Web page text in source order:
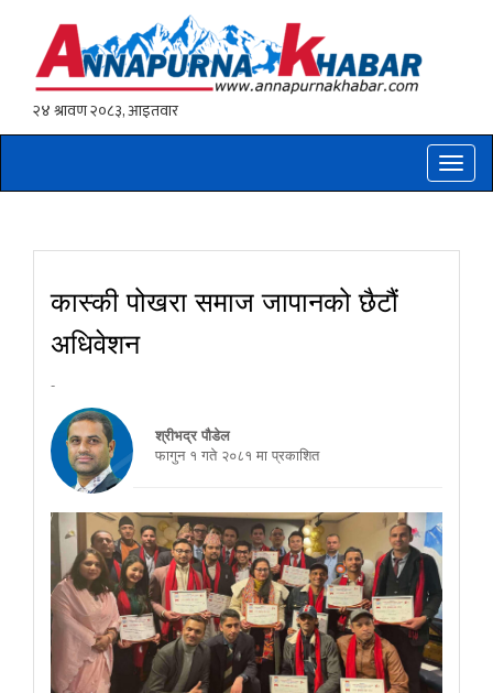
Toggle
कास्की पोखरा समाज जापानको छैटौं
अधिवेशन
-
श्रीभद्र पौडेल
फागुन १ गते २०८१ मा प्रकाशित